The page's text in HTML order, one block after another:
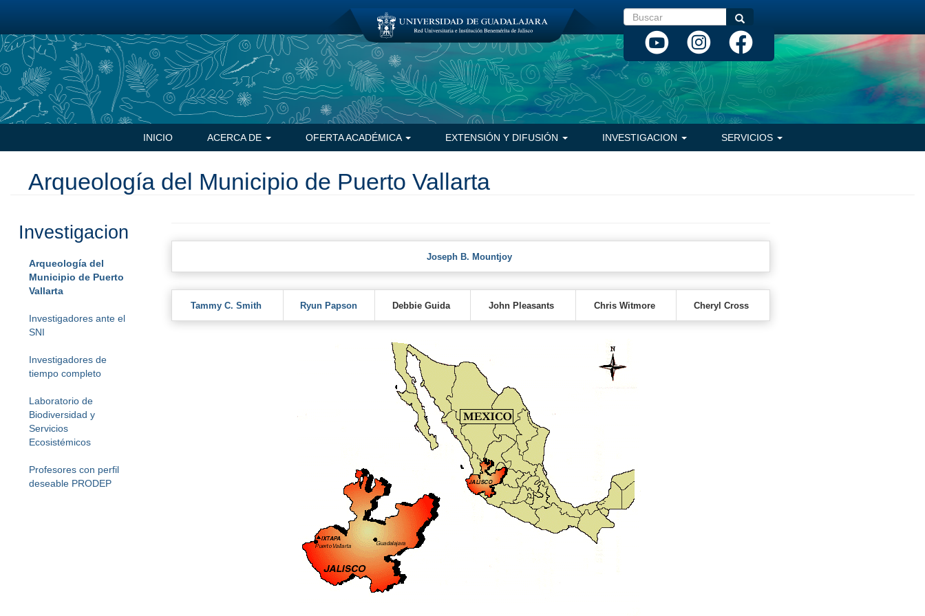
contenido
principal
Buscar Buscar
Navegación
principal
INICIO ACERCA DE OFERTA ACADÉMICA EXTENSIÓN Y DIFUSIÓN INVESTIGACION SERVICIOS
Arqueología del Municipio de Puerto Vallarta
Investigacion
Arqueología del
Municipio de Puerto
Vallarta
Investigadores ante el
SNI
Investigadores de
tiempo completo
Laboratorio de
Biodiversidad y
Servicios
Ecosistémicos
Profesores con perfil
deseable PRODEP
Joseph B. Mountjoy
Tammy C. Smith Ryun Papson Debbie Guida John Pleasants Chris Witmore Cheryl Cross